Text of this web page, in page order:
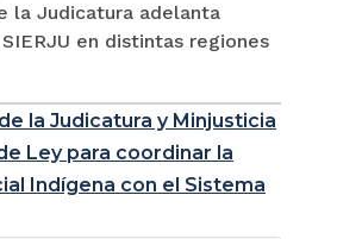
la Judicatura adelanta
en distintas regiones
la Judicatura y Minjusticia
Ley para coordinar la
Indígena con el Sistema